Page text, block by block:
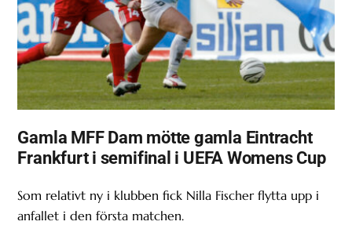
Gamla MFF Dam mötte gamla Eintracht
Frankfurt i semifinal i UEFA Womens Cup
Som relativt ny i klubben fick Nilla Fischer flytta upp i
anfallet i den första matchen.